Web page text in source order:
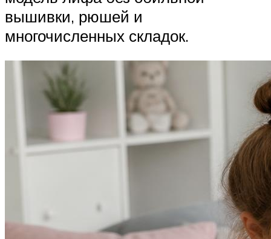
вышивки, рюшей и
многочисленных складок.